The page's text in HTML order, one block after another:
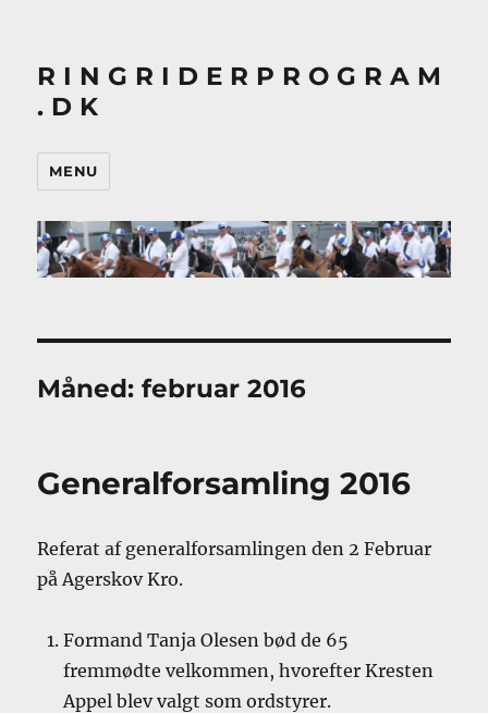
R I N G R I D E R P R O G R A M
. D K
MENU
Måned:februar 2016
Generalforsamling 2016
Referat af generalforsamlingen den 2 Februar
på Agerskov Kro.
Formand Tanja Olesen bød de 65
fremmødte velkommen, hvorefter Kresten
Appel blev valgt som ordstyrer.